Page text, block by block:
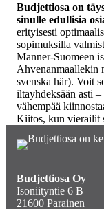
Budjettiosa on
sinulle edullisia
erityisesti
sopimuksilla
Manner-Suomeen
Ahvenanmaallekin
svenska här). Voit
iltayhdeksään asti
vähempää
Kiitos, kun vierailit
Budjettiosa Oy
Isoniityntie 6 B
21600 Parainen